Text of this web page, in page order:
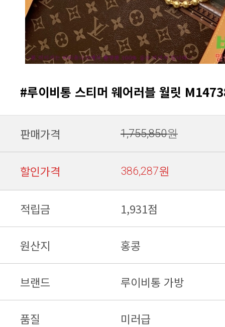
#루이비통 스티머 웨어러블 월릿
판매가격 1,755,850원
할인가격 386,287원
적립금 1,931점
원산지 홍콩
브랜드 루이비통 가방
품질 미러급